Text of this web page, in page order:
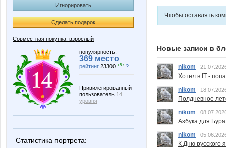
Игнорировать
Сделать подарок
Совместная покупка: взрослый
популярность:
369 место
рейтинг 23300 +5 ↑ ?
Привилегированный
пользователь 14
уровня
Статистика портрета:
Чтобы оставлять
Новые записи в
nikom
Хотел в IT -
nikom
Полдневное
nikom
Азбука для
nikom
К Дню русского